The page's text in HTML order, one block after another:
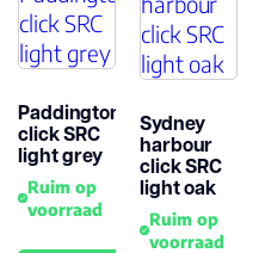
Paddington
click SRC
light grey
Ruim op
voorraad
Sydney
harbour
click SRC
light oak
Ruim op
voorraad